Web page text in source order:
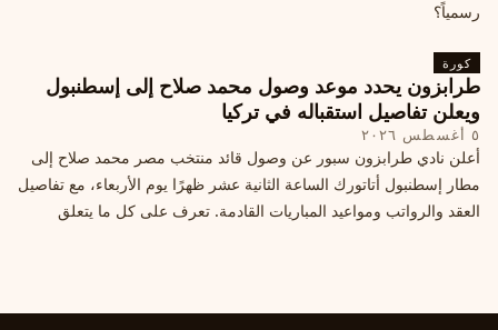
رسمياً؟
كورة
طرابزون يحدد موعد وصول محمد صلاح إلى إسطنبول
ويعلن تفاصيل استقباله في تركيا
٥ أغسطس ٢٠٢٦
أعلن نادي طرابزون سبور عن وصول قائد منتخب مصر محمد صلاح إلى
مطار إسطنبول أتاتورك الساعة الثانية عشر ظهرًا يوم الأربعاء، مع تفاصيل
العقد والرواتب ومواعيد المباريات القادمة. تعرف على كل ما يتعلق